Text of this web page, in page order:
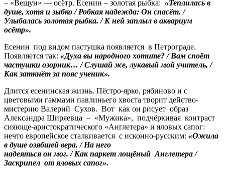
– «Вещун» — осётр. Есенин – золотая рыбка: «Теплилась в
душе, хотя и зыбко / Робкая надежда: Он спасёт. /
Улыбалась золотая рыбка. / К ней заплыл в аквариум
осётр».
Есенин под видом пастушка появляется в Петрограде.
Появляется так: «Духа вы народного хотите? / Вам споёт
частушки озорник… / Слушай же, лукавый мой учитель, /
Как заткнёт за пояс ученик».
Длится есенинская жизнь. Пёстро-ярко, рябиново и с
цветовыми гаммами павлиньего хвоста творит действо-
мистерию Валерий Сухов. Вот как он рисует образ
Александра Ширяевца – «Мужика», подчёркивая контраст
сияюще-аристократического «Англетера» и яловых сапог:
нечто европейское сталкивается с исконно-русским: «Ожила
в душе озябшей вера. / На него
надеяться он мог. / Как паркет лощёный Англетера /
Заскрипел от яловых сапог».